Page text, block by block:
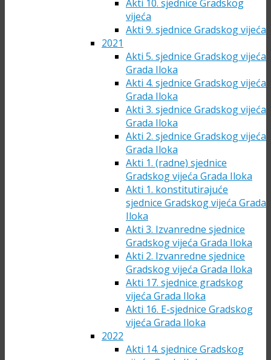
Akti 10. sjednice Gradskog
vijeća
Akti 9. sjednice Gradskog vijeća
2021
Akti 5. sjednice Gradskog vijeća
Grada Iloka
Akti 4. sjednice Gradskog vijeća
Grada Iloka
Akti 3. sjednice Gradskog vijeća
Grada Iloka
Akti 2. sjednice Gradskog vijeća
Grada Iloka
Akti 1. (radne) sjednice
Gradskog vijeća Grada Iloka
Akti 1. konstitutirajuće
sjednice Gradskog vijeća Grada
Iloka
Akti 3. Izvanredne sjednice
Gradskog vijeća Grada Iloka
Akti 2. Izvanredne sjednice
Gradskog vijeća Grada Iloka
Akti 17. sjednice gradskog
vijeća Grada Iloka
Akti 16. E-sjednice Gradskog
vijeća Grada Iloka
2022
Akti 14. sjednice Gradskog